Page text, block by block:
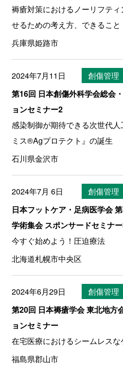
褥瘡対策におけるノーリフティ
せるための考え方、できること
兵庫県姫路市
2024年7月11日
創傷管理
第16回 日本創傷外科学会総会
ョンセミナー2
感染制御が期待できる次世代
ミス®Agプロテクト』の誕生
石川県金沢市
2024年7月 6日
創傷管理
日本フットケア・足病医学会
学術集会 スポンサードセミナ
今すぐ始めよう！圧迫療法
北海道札幌市中央区
2024年6月29日
創傷管理
第20回 日本褥瘡学会 東北地方
ョンセミナー
在宅医療におけるシームレス
福島県郡山市